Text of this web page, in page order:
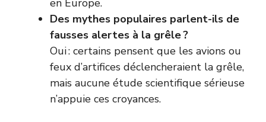
Des mythes populaires parlent-ils de
fausses alertes à la grêle ?
Oui : certains pensent que les avions ou
feux d’artifices déclencheraient la grêle,
mais aucune étude scientifique sérieuse
n’appuie ces croyances.